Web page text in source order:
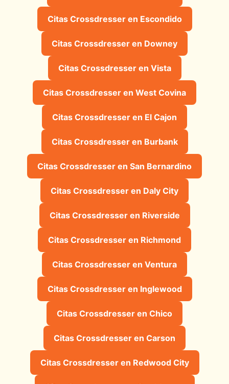
Citas Crossdresser en Escondido
Citas Crossdresser en Downey
Citas Crossdresser en Vista
Citas Crossdresser en West Covina
Citas Crossdresser en El Cajon
Citas Crossdresser en Burbank
Citas Crossdresser en San Bernardino
Citas Crossdresser en Daly City
Citas Crossdresser en Riverside
Citas Crossdresser en Richmond
Citas Crossdresser en Ventura
Citas Crossdresser en Inglewood
Citas Crossdresser en Chico
Citas Crossdresser en Carson
Citas Crossdresser en Redwood City